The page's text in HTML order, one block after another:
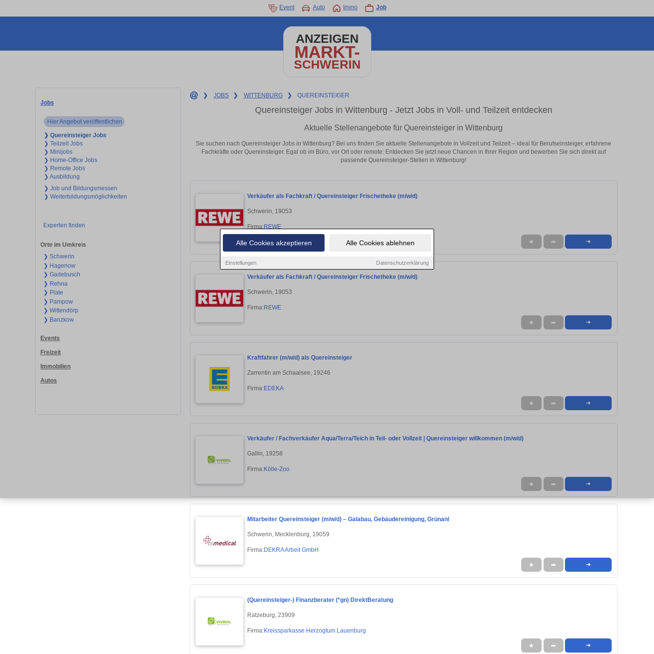
Alle Cookies akzeptieren Alle Cookies ablehnen
Einstellungen Datenschutzerklärung
Event Auto Immo Job
ANZEIGEN
MARKT-
SCHWERIN
Jobs
Hier Angebot veröffentlichen
❯ Quereinsteiger Jobs
❯ Teilzeit Jobs
❯ Minijobs
❯ Home-Office Jobs
❯ Remote Jobs
❯ Ausbildung
❯ Job und Bildungsmessen
❯ Weiterbildungsmöglichkeiten
Experten finden
Orte im Umkreis
❯ Schwerin
❯ Hagenow
❯ Gadebusch
❯ Rehna
❯ Plate
❯ Pampow
❯ Wittendörp
❯ Banzkow
Events
Freizeit
Immobilien
Autos
❯ JOBS ❯ WITTENBURG ❯ QUEREINSTEIGER
Quereinsteiger Jobs in Wittenburg - Jetzt Jobs in Voll- und Teilzeit entdecken
Aktuelle Stellenangebote für Quereinsteiger in Wittenburg
Sie suchen nach Quereinsteiger Jobs in Wittenburg? Bei uns finden Sie aktuelle Stellenangebote in Vollzeit und Teilzeit – ideal für Berufseinsteiger, erfahrene
Fachkräfte oder Quereinsteiger. Egal ob im Büro, vor Ort oder remote: Entdecken Sie jetzt neue Chancen in Ihrer Region und bewerben Sie sich direkt auf
passende Quereinsteiger-Stellen in Wittenburg!
Verkäufer als Fachkraft / Quereinsteiger Frischetheke (m/w/d)
Schwerin, 19053
Firma:REWE
★ ➦ ➜
Verkäufer als Fachkraft / Quereinsteiger Frischetheke (m/w/d)
Schwerin, 19053
Firma:REWE
★ ➦ ➜
Kraftfahrer (m/w/d) als Quereinsteiger
Zarrentin am Schaalsee, 19246
Firma:EDEKA
★ ➦ ➜
Verkäufer / Fachverkäufer Aqua/Terra/Teich in Teil- oder Vollzeit | Quereinsteiger willkommen (m/w/d)
Gallin, 19258
Firma:Kölle-Zoo
★ ➦ ➜
Mitarbeiter Quereinsteiger (m/w/d) – Galabau, Gebäudereinigung, Grünanl
Schwerin, Mecklenburg, 19059
Firma:DEKRA Arbeit GmbH
★ ➦ ➜
(Quereinsteiger-) Finanzberater (*gn) DirektBeratung
Ratzeburg, 23909
Firma:Kreissparkasse Herzogtum Lauenburg
★ ➦ ➜